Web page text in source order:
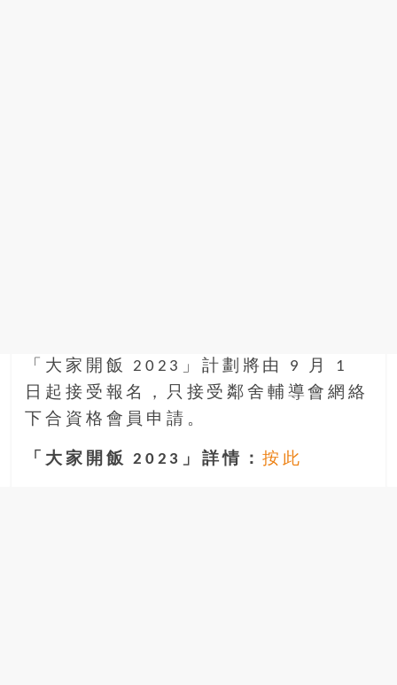
「大家開飯 2023」計劃將由 9 月 1
日起接受報名，只接受鄰舍輔導會網絡
下合資格會員申請。
「大家開飯 2023」詳情：按此